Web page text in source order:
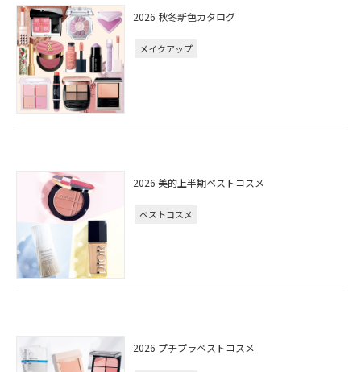
2026 秋冬新色カタログ
メイクアップ
2026 美的上半期ベストコスメ
ベストコスメ
2026 プチプラベストコスメ